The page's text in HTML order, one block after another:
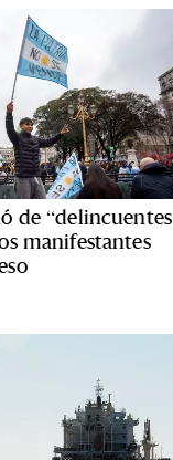
de “delincuentes
manifestantes